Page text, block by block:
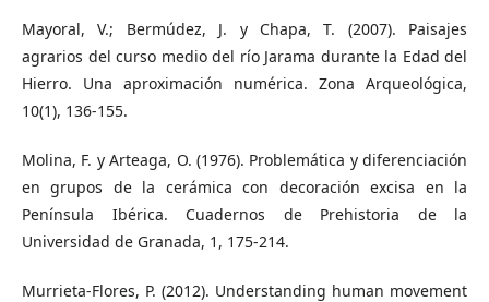
Mayoral, V.; Bermúdez, J. y Chapa, T. (2007). Paisajes
agrarios del curso medio del río Jarama durante la Edad del
Hierro. Una aproximación numérica. Zona Arqueológica,
10(1), 136-155.
Molina, F. y Arteaga, O. (1976). Problemática y diferenciación
en grupos de la cerámica con decoración excisa en la
Península Ibérica. Cuadernos de Prehistoria de la
Universidad de Granada, 1, 175-214.
Murrieta-Flores, P. (2012). Understanding human movement